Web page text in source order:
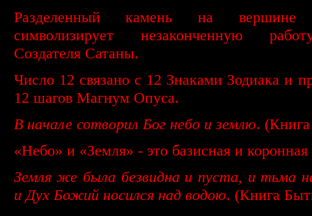
Разделенный камень на вершине
символизирует незаконченную
Создателя Сатаны.
Число 12 связано с 12 Знаками Зодиака и
12 шагов Магнум Опуса.
В начале сотворил Бог небо и землю.
«Небо» и «Земля» - это базисная и
Земля же была безвидна и пуста, и тьма
и Дух Божий носился над водою. (Книга